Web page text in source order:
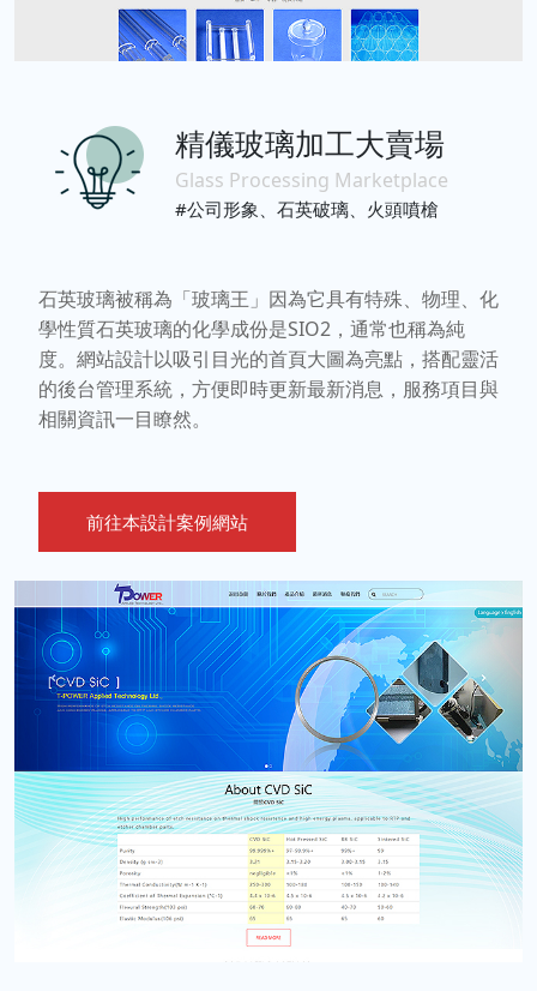
精儀玻璃加工大賣場
Glass Processing Marketplace
#公司形象、石英破璃、火頭噴槍
石英玻璃被稱為「玻璃王」因為它具有特殊、物理、化
學性質石英玻璃的化學成份是SIO2，通常也稱為純
度。網站設計以吸引目光的首頁大圖為亮點，搭配靈活
的後台管理系統，方便即時更新最新消息，服務項目與
相關資訊一目瞭然。
前往本設計案例網站